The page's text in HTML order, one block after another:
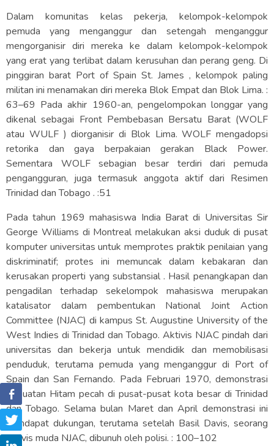
Dalam komunitas kelas pekerja, kelompok-kelompok
pemuda yang menganggur dan setengah menganggur
mengorganisir diri mereka ke dalam kelompok-kelompok
yang erat yang terlibat dalam kerusuhan dan perang geng. Di
pinggiran barat Port of Spain St. James , kelompok paling
militan ini menamakan diri mereka Blok Empat dan Blok Lima. :
63–69 Pada akhir 1960-an, pengelompokan longgar yang
dikenal sebagai Front Pembebasan Bersatu Barat (WOLF
atau WULF ) diorganisir di Blok Lima. WOLF mengadopsi
retorika dan gaya berpakaian gerakan Black Power.
Sementara WOLF sebagian besar terdiri dari pemuda
pengangguran, juga termasuk anggota aktif dari Resimen
Trinidad dan Tobago . :51
Pada tahun 1969 mahasiswa India Barat di Universitas Sir
George Williams di Montreal melakukan aksi duduk di pusat
komputer universitas untuk memprotes praktik penilaian yang
diskriminatif; protes ini memuncak dalam kebakaran dan
kerusakan properti yang substansial . Hasil penangkapan dan
pengadilan terhadap sekelompok mahasiswa merupakan
katalisator dalam pembentukan National Joint Action
Committee (NJAC) di kampus St. Augustine University of the
West Indies di Trinidad dan Tobago. Aktivis NJAC pindah dari
universitas dan bekerja untuk mendidik dan memobilisasi
penduduk, terutama pemuda yang menganggur di Port of
Spain dan San Fernando. Pada Februari 1970, demonstrasi
Kekuatan Hitam pecah di pusat-pusat kota besar di Trinidad
dan Tobago. Selama bulan Maret dan April demonstrasi ini
mendapat dukungan, terutama setelah Basil Davis, seorang
aktivis muda NJAC, dibunuh oleh polisi. : 100–102